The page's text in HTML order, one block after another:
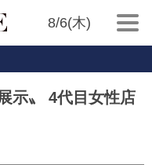
8/6(木)
示〟 4代目女性店